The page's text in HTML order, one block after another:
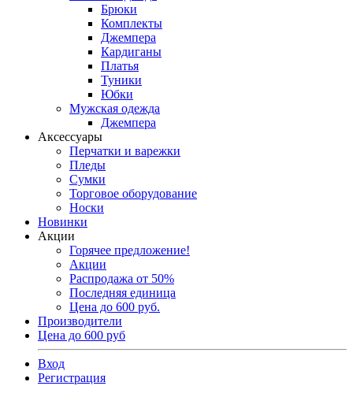
Брюки
Комплекты
Джемпера
Кардиганы
Платья
Туники
Юбки
Мужская одежда
Джемпера
Аксессуары
Перчатки и варежки
Пледы
Сумки
Торговое оборудование
Носки
Новинки
Акции
Горячее предложение!
Акции
Распродажа от 50%
Последняя единица
Цена до 600 руб.
Производители
Цена до 600 руб
Вход
Регистрация